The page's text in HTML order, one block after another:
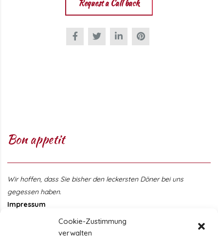
Cookie-Zustimmung
verwalten
Request a Call back
Bon appetit
Wir hoffen, dass Sie bisher den leckersten Döner bei uns
gegessen haben.
Impressum
Öffnungszeiten